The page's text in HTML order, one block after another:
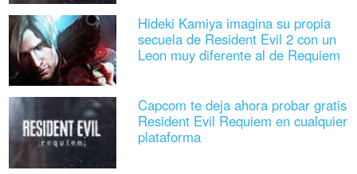
Hideki Kamiya imagina su propia
secuela de Resident Evil 2 con un
Leon muy diferente al de Requiem
Capcom te deja ahora probar gratis
Resident Evil Requiem en cualquier
plataforma